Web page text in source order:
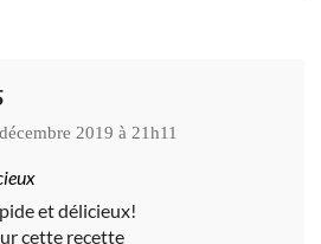
2019 à 21h11
et délicieux!
cette recette